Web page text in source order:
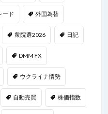
ード 外国為替
衆院選2026 日記
DMM FX
ウクライナ情勢
自動売買 株価指数